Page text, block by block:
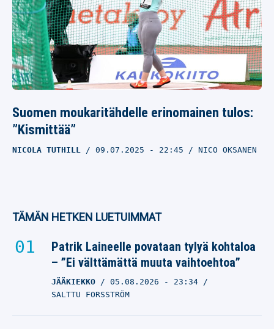
Suomen moukaritähdelle erinomainen tulos:
”Kismittää”
NICOLA TUTHILL 09.07.2025 - 22:45 NICO OKSANEN
TÄMÄN HETKEN LUETUIMMAT
Patrik Laineelle povataan tylyä kohtaloa
– ”Ei välttämättä muuta vaihtoehtoa”
JÄÄKIEKKO 05.08.2026 - 23:34
SALTTU FORSSTRÖM